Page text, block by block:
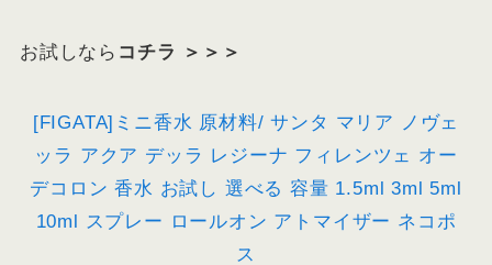
お試しなら コチラ ＞＞＞
[FIGATA]ミニ香水 原材料/ サンタ マリア ノヴェ
ッラ アクア デッラ レジーナ フィレンツェ オー
デコロン 香水 お試し 選べる 容量 1.5ml 3ml 5ml
10ml スプレー ロールオン アトマイザー ネコポ
ス